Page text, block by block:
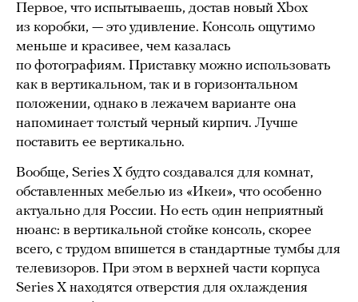
Первое, что испытываешь, достав новый Xbox
из коробки, — это удивление. Консоль ощутимо
меньше и красивее, чем казалась
по фотографиям. Приставку можно использовать
как в вертикальном, так и в горизонтальном
положении, однако в лежачем варианте она
напоминает толстый черный кирпич. Лучше
поставить ее вертикально.
Вообще, Series X будто создавался для комнат,
обставленных мебелью из «Икеи», что особенно
актуально для России. Но есть один неприятный
нюанс: в вертикальной стойке консоль, скорее
всего, с трудом впишется в стандартные тумбы для
телевизоров. При этом в верхней части корпуса
Series X находятся отверстия для охлаждения